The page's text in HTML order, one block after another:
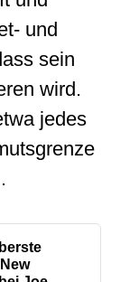
und
sein
wird.
jedes